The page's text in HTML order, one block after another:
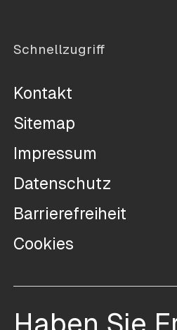
Schnellzugriff
Kontakt
Sitemap
Impressum
Datenschutz
Barrierefreiheit
Cookies